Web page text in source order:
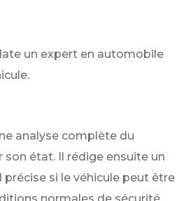
un expert en automobile
analyse complète du
son état. Il rédige ensuite un
si le véhicule peut être